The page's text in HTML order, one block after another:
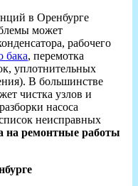
может
рабочего
бака, перемотка
уплотнительных
В большинстве
чистка узлов и
насоса
неисправных
на ремонтные работы